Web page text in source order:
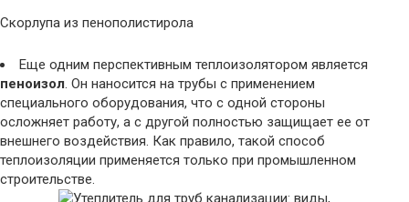
Скорлупа из пенополистирола
Еще одним перспективным теплоизолятором является
пеноизол. Он наносится на трубы с применением
специального оборудования, что с одной стороны
осложняет работу, а с другой полностью защищает ее от
внешнего воздействия. Как правило, такой способ
теплоизоляции применяется только при промышленном
строительстве.